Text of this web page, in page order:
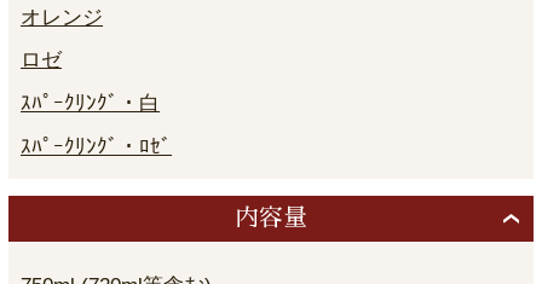
オレンジ
ロゼ
ｽﾊﾟｰｸﾘﾝｸﾞ・白
ｽﾊﾟｰｸﾘﾝｸﾞ・ﾛｾﾞ
内容量